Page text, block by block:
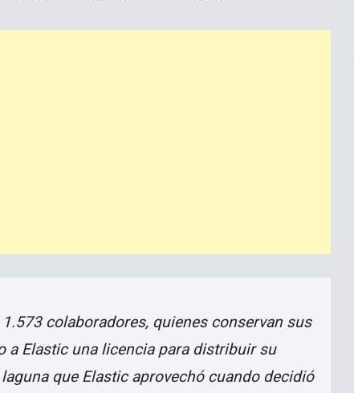
colaboradores, quienes conservan sus
a Elastic una licencia para distribuir su
que Elastic aprovechó cuando decidió